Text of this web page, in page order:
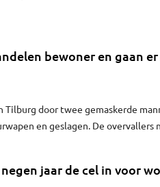
bewoner en gaan
Tilburg door twee gemaskerde
en geslagen. De overvallers
jaar de cel in voor